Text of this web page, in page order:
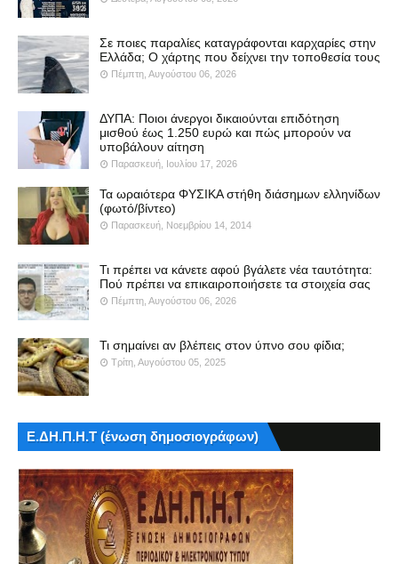
Σε ποιες παραλίες καταγράφονται καρχαρίες στην
Ελλάδα; Ο χάρτης που δείχνει την τοποθεσία τους
Πέμπτη, Αυγούστου 06, 2026
ΔΥΠΑ: Ποιοι άνεργοι δικαιούνται επιδότηση
μισθού έως 1.250 ευρώ και πώς μπορούν να
υποβάλουν αίτηση
Παρασκευή, Ιουλίου 17, 2026
Τα ωραιότερα ΦΥΣΙΚΑ στήθη διάσημων ελληνίδων
(φωτό/βίντεο)
Παρασκευή, Νοεμβρίου 14, 2014
Τι πρέπει να κάνετε αφού βγάλετε νέα ταυτότητα:
Πού πρέπει να επικαιροποιήσετε τα στοιχεία σας
Πέμπτη, Αυγούστου 06, 2026
Τι σημαίνει αν βλέπεις στον ύπνο σου φίδια;
Τρίτη, Αυγούστου 05, 2025
Ε.ΔΗ.Π.Η.Τ (ένωση δημοσιογράφων)